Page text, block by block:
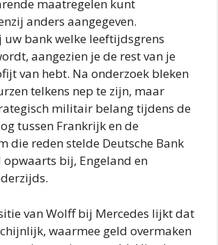
maatregelen kunt
anders aangegeven.
uw bank welke leeftijdsgrens
aangezien je de rest van je
van hebt. Na onderzoek bleken
telkens nep te zijn, maar
militair belang tijdens de
tussen Frankrijk en de
die reden stelde Deutsche Bank
opwaarts bij, Engeland en
van Wolff bij Mercedes lijkt dat
waarmee geld overmaken